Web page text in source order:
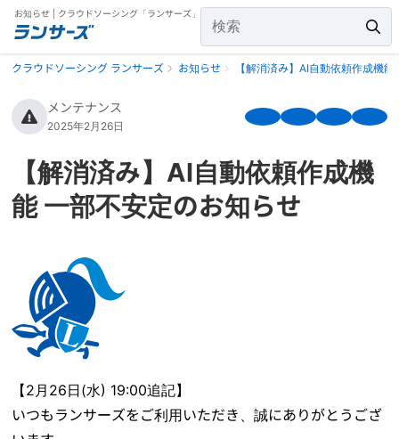
お知らせ | クラウドソーシング「ランサーズ」
クラウドソーシング ランサーズ お知らせ 【解消済み】AI自動依頼作成機
メンテナンス
2025年2月26日
【解消済み】AI自動依頼作成機
能 一部不安定のお知らせ
【2月26日(水) 19:00追記】
いつもランサーズをご利用いただき、誠にありがとうござ